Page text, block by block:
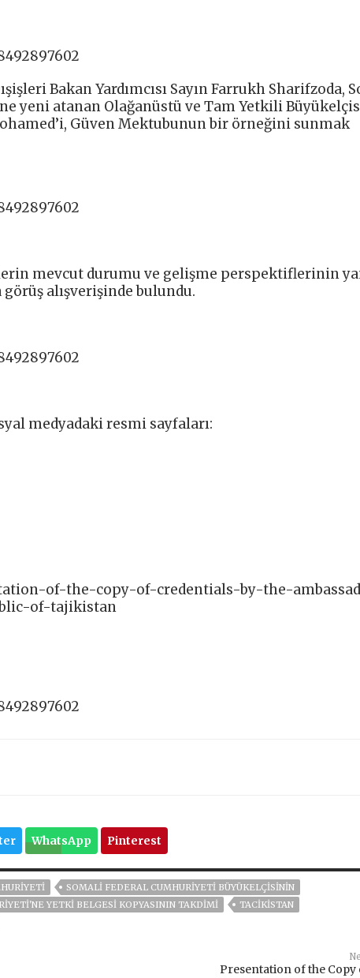
Bakan Yardımcısı Sayın Farrukh Sharifzoda,
yeni atanan Olağanüstü ve Tam Yetkili
Güven Mektubunun bir örneğini sunmak
mevcut durumu ve gelişme perspektiflerinin
alışverişinde bulundu.
medyadaki resmi sayfaları:
of-the-copy-of-credentials-by-the-
of-tajikistan
WhatsApp Pinterest
SOMALI FEDERAL CUMHURIYETI BÜYÜKELÇISININ
YETKI BELGESI KOPYASININ TAKDIMI
TACİKİSTAN
Presentation of the Copy